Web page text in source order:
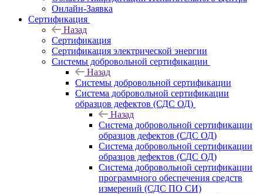
Онлайн-Заявка
Сертификация
Назад
Сертификация
Сертификация электрической энергии
Системы добровольной сертификации
Назад
Системы добровольной сертификации
Система добровольной сертификации
образцов дефектов (СДС ОД)
Назад
Система добровольной сертификации
образцов дефектов (СДС ОД)
Система добровольной сертификации
образцов дефектов (СДС ОД)
Система добровольной сертификации
программного обеспечения средств
измерений (СДС ПО СИ)